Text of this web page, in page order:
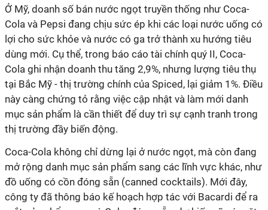
Ở Mỹ, doanh số bán nước ngọt truyền thống như Coca-
Cola và Pepsi đang chịu sức ép khi các loại nước uống có
lợi cho sức khỏe và nước có ga trở thành xu hướng tiêu
dùng mới. Cụ thể, trong báo cáo tài chính quý II, Coca-
Cola ghi nhận doanh thu tăng 2,9%, nhưng lượng tiêu thụ
tại Bắc Mỹ - thị trường chính của Spiced, lại giảm 1%. Điều
này càng chứng tỏ rằng việc cập nhật và làm mới danh
mục sản phẩm là cần thiết để duy trì sự cạnh tranh trong
thị trường đầy biến động.
Coca-Cola không chỉ dừng lại ở nước ngọt, mà còn đang
mở rộng danh mục sản phẩm sang các lĩnh vực khác, như
đồ uống có cồn đóng sẵn (canned cocktails). Mới đây,
công ty đã thông báo kế hoạch hợp tác với Bacardi để ra